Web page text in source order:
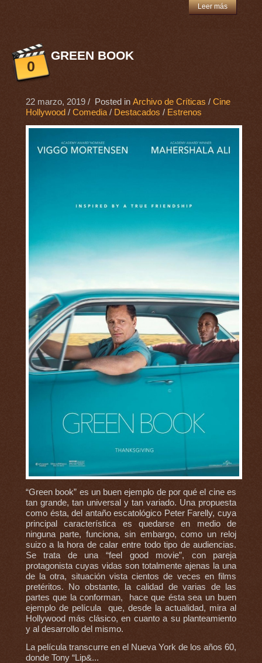
Leer más
0
GREEN BOOK
22 marzo, 2019/ Posted in Archivo de Críticas / Cine
Hollywood / Comedia/ Destacados / Estrenos
“Green book” es un buen ejemplo de por qué el cine es
tan grande, tan universal y tan variado. Una propuesta
como ésta, del antaño escatológico Peter Farelly, cuya
principal característica es quedarse en medio de
ninguna parte, funciona, sin embargo, como un reloj
suizo a la hora de calar entre todo tipo de audiencias.
Se trata de una “feel good movie”, con pareja
protagonista cuyas vidas son totalmente ajenas la una
de la otra, situación vista cientos de veces en films
pretéritos. No obstante, la calidad de varias de las
partes que la conforman, hace que ésta sea un buen
ejemplo de película que, desde la actualidad, mira al
Hollywood más clásico, en cuanto a su planteamiento
y al desarrollo del mismo.
La película transcurre en el Nueva York de los años 60,
donde Tony “Lip&...